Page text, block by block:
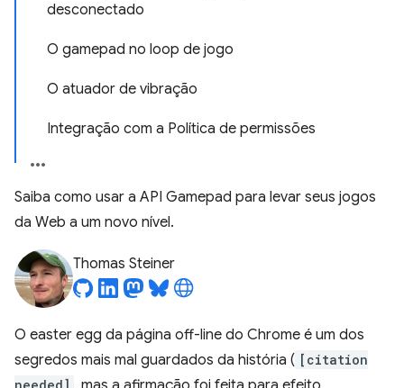
desconectado
O gamepad no loop de jogo
O atuador de vibração
Integração com a Política de permissões
Saiba como usar a API Gamepad para levar seus jogos
da Web a um novo nível.
Thomas Steiner
O easter egg da página off-line do Chrome é um dos
segredos mais mal guardados da história ( [citation